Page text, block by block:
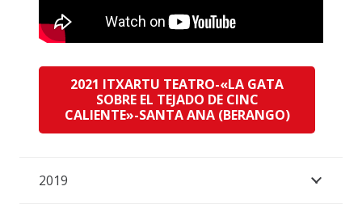
2021 ITXARTU TEATRO-«LA GATA
SOBRE EL TEJADO DE CINC
CALIENTE»-SANTA ANA (BERANGO)
2019